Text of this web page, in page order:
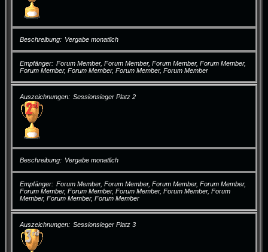
Beschreibung Vergabe monatlich
Empfänger
Forum Member, Forum Member, Forum Member, Forum Member,
Forum Member, Forum Member, Forum Member, Forum Member
Auszeichnungen Sessionsieger Platz 2
Beschreibung Vergabe monatlich
Empfänger
Forum Member, Forum Member, Forum Member, Forum Member,
Forum Member, Forum Member, Forum Member, Forum Member, Forum
Member, Forum Member, Forum Member
Auszeichnungen Sessionsieger Platz 3